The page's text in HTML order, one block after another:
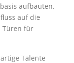
aufbauten.
auf die
Türen für
Talente